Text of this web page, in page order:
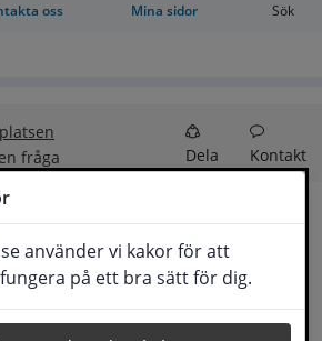
använder vi kakor för att
på ett bra sätt för dig.
oss Mina sidor Sök
fråga Dela Kontakt
kan det bli aktuellt